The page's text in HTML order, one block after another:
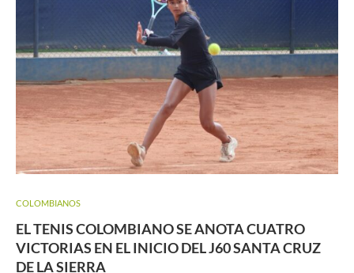
COLOMBIANOS
EL TENIS COLOMBIANO SE ANOTA CUATRO
VICTORIAS EN EL INICIO DEL J60 SANTA CRUZ
DE LA SIERRA